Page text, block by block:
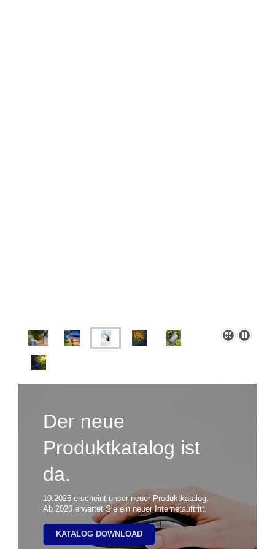
Der neue
Produktkatalog ist
da.
10.2025 erscheint unser neuer Produktkatalog.
Ab 2026 erwartet Sie ein neuer Internetauftritt.
KATALOG DOWNLOAD